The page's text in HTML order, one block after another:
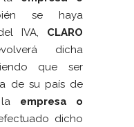
se haya
IVA, CLARO
dicha
que ser
de su país de
la empresa o
dicho